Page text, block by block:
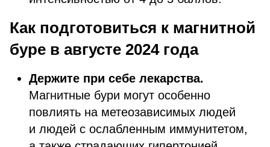
Как подготовиться к магнитной
буре в августе 2024 года
Держите при себе лекарства.
Магнитные бури могут особенно
повлиять на метеозависимых людей
и людей с ослабленным иммунитетом,